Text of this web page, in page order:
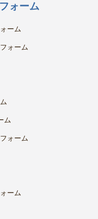
ォーム
ーム
ォーム
ム
ォーム
ーム